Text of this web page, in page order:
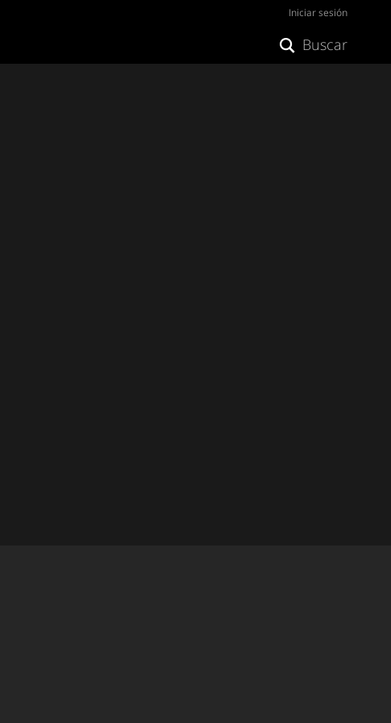
Iniciar sesión
Buscar